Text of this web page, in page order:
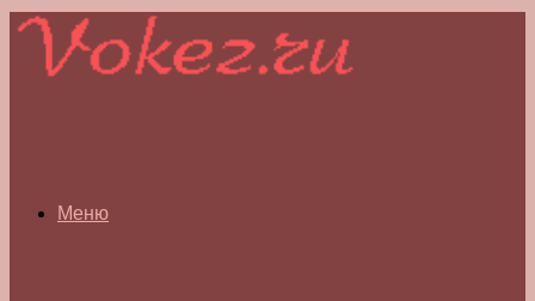
Меню